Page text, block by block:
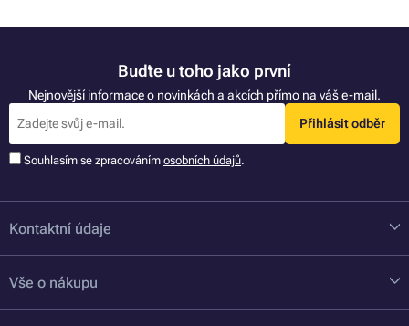
Buďte u toho jako první
Nejnovější informace o novinkách a akcích přímo na váš e-mail.
Přihlásit odběr
Souhlasím se zpracováním osobních údajů.
Kontaktní údaje
Vše o nákupu